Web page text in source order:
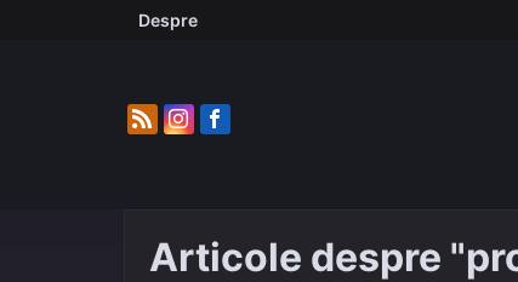
Despre
Articole despre